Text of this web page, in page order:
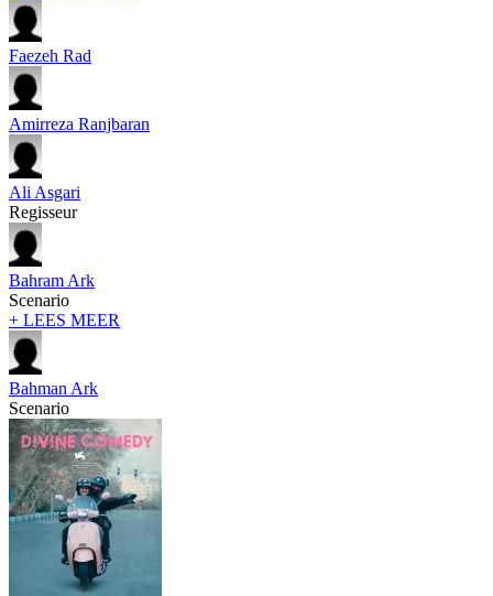
Faezeh Rad
Amirreza Ranjbaran
Ali Asgari
Regisseur
Bahram Ark
Scenario
+ LEES MEER
Bahman Ark
Scenario